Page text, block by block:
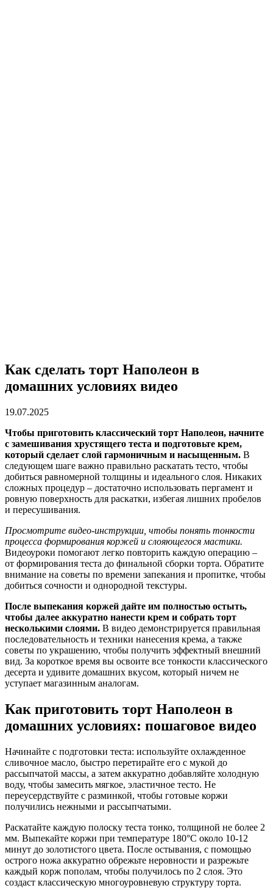
Как сделать торт Наполеон в
домашних условиях видео
19.07.2025
Чтобы приготовить классический торт Наполеон, начните
с замешивания хрустящего теста и подготовьте крем,
который сделает слой гармоничным и насыщенным. В
следующем шаге важно правильно раскатать тесто, чтобы
добиться равномерной толщины и идеального слоя. Никаких
сложных процедур – достаточно использовать пергамент и
ровную поверхность для раскатки, избегая лишних пробелов
и пересушивания.
Просмотрите видео-инструкции, чтобы понять тонкости
процесса формирования коржей и слояющегося мастики.
Видеоуроки помогают легко повторить каждую операцию –
от формирования теста до финальной сборки торта. Обратите
внимание на советы по времени запекания и пропитке, чтобы
добиться сочности и однородной текстуры.
После выпекания коржей дайте им полностью остыть,
чтобы далее аккуратно нанести крем и собрать торт
несколькими слоями. В видео демонстрируется правильная
последовательность и техники нанесения крема, а также
советы по украшению, чтобы получить эффектный внешний
вид. За короткое время вы освоите все тонкости классического
десерта и удивите домашних вкусом, который ничем не
уступает магазинным аналогам.
Как приготовить торт Наполеон в
домашних условиях: пошаговое видео
Начинайте с подготовки теста: используйте охлажденное
сливочное масло, быстро перетирайте его с мукой до
рассыпчатой массы, а затем аккуратно добавляйте холодную
воду, чтобы замесить мягкое, эластичное тесто. Не
переусердствуйте с разминкой, чтобы готовые коржи
получились нежными и рассыпчатыми.
Раскатайте каждую полоску теста тонко, толщиной не более 2
мм. Выпекайте коржи при температуре 180°C около 10-12
минут до золотистого цвета. После остывания, с помощью
острого ножа аккуратно обрежьте неровности и разрежьте
каждый корж пополам, чтобы получилось по 2 слоя. Это
создаст классическую многоуровневую структуру торта.